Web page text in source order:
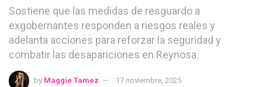
Sostiene que las medidas de resguardo a
exgobernantes responden a riesgos reales y
adelanta acciones para reforzar la seguridad y
combatir las desapariciones en Reynosa.
by Maggie Tamez 17 noviembre, 2025